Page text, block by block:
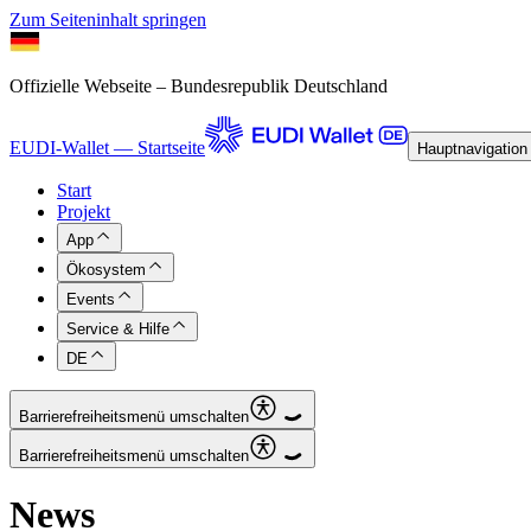
Zum Seiteninhalt springen
Offizielle Webseite – Bundesrepublik Deutschland
EUDI-Wallet — Startseite
Start
Projekt
App
Ökosystem
Events
Service & Hilfe
DE
Barrierefreiheitsmenü umschalten
Barrierefreiheitsmenü umschalten
News